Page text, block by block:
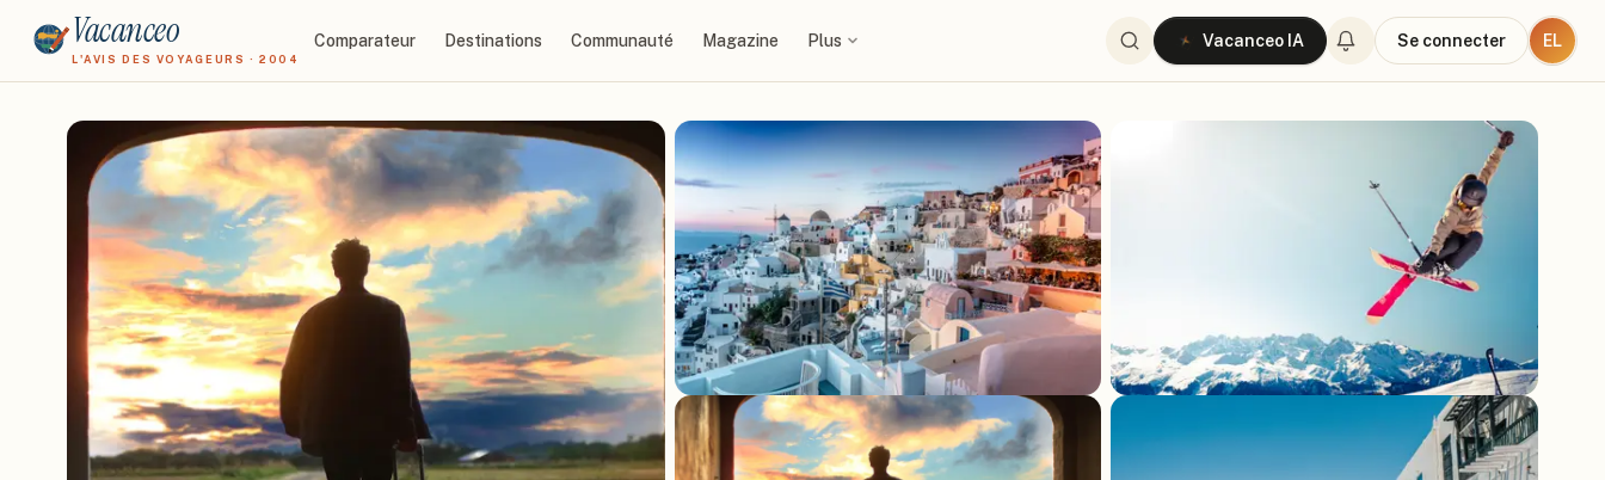
Vacanceo
L'AVIS DES VOYAGEURS · 2004
Comparateur Destinations Communauté Magazine Plus Vacanceo IA Se connecter EL